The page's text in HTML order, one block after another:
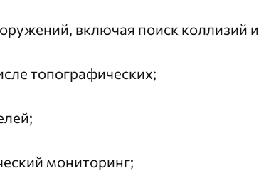
включая поиск коллизий и
топографических;
мониторинг;